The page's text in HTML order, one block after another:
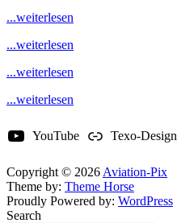
...weiterlesen
...weiterlesen
...weiterlesen
...weiterlesen
YouTube Texo-Design
Copyright © 2026 Aviation-Pix
Theme by: Theme Horse
Proudly Powered by: WordPress
Search